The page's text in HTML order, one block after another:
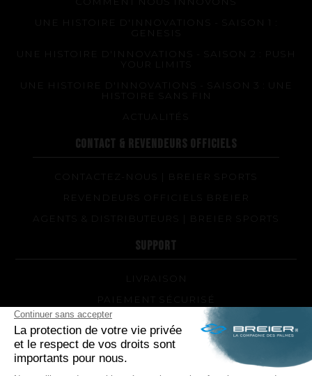
UNE HISTOIRE D'INNOVATIONS - SAISON 1 :
GENESIS
UNE HISTOIRE D'INNOVATIONS - SAISON 2 : PUSH
YOUR LIMITS
UNE HISTOIRE D'INNOVATIONS - SAISON 3 : UNE
HISTOIRE SANS FIN
CONTACT & REVENDEURS OFFICIELS
CONTACTEZ-NOUS | BREIER SPORTS
REVENDEURS OFFICIELS BREIER
AGENTS & DISTRIBUTEURS | BREIER SPORTS
SUPPORT
LIVRAISON
PAIEMENT SÉCURISÉ
QUEL MODÈLE DE PALMES ET QUELLE DURETÉ
POUR MOI ?
RÉPARATIONS DE VOS PALMES BREIER